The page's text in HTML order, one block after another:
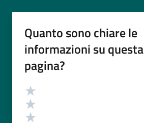
Quanto sono chiare le
informazioni su questa
pagina?
Valutazione